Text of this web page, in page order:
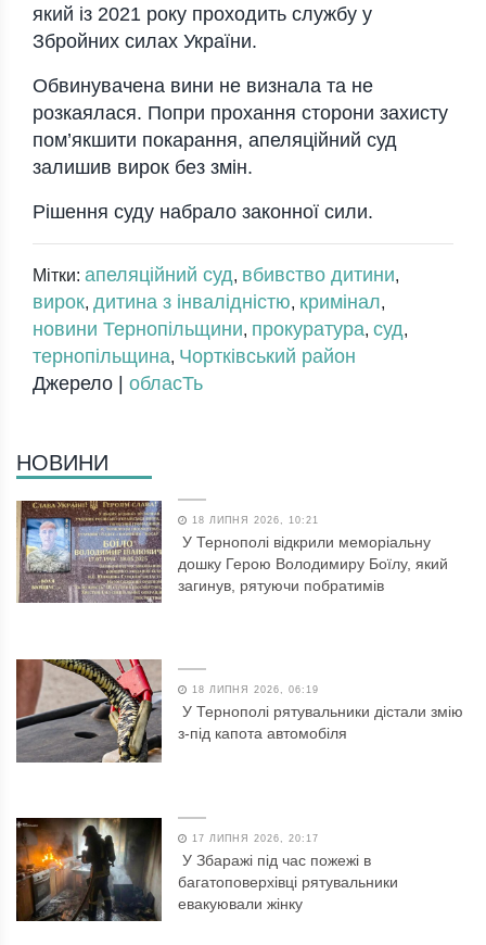
який із 2021 року проходить службу у
Збройних силах України.
Обвинувачена вини не визнала та не
розкаялася. Попри прохання сторони захисту
пом’якшити покарання, апеляційний суд
залишив вирок без змін.
Рішення суду набрало законної сили.
Мітки: апеляційний суд, вбивство дитини,
вирок, дитина з інвалідністю, кримінал,
новини Тернопільщини, прокуратура, суд,
тернопільщина, Чортківський район
Джерело | обласТь
НОВИНИ
18 ЛИПНЯ 2026, 10:21
У Тернополі відкрили меморіальну
дошку Герою Володимиру Боїлу, який
загинув, рятуючи побратимів
18 ЛИПНЯ 2026, 06:19
У Тернополі рятувальники дістали змію
з-під капота автомобіля
17 ЛИПНЯ 2026, 20:17
У Збаражі під час пожежі в
багатоповерхівці рятувальники
евакуювали жінку